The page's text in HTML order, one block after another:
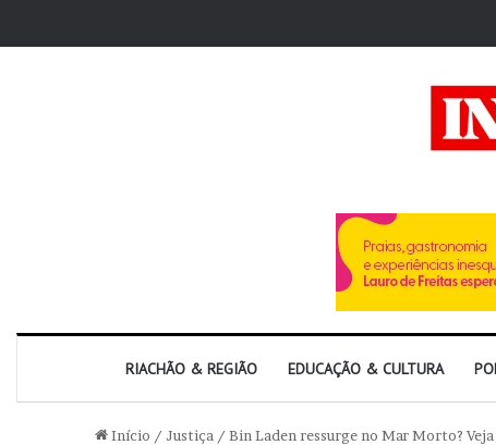
RIACHÃO & REGIÃO EDUCAÇÃO & CULTURA
Início / Justiça / Bin Laden ressurge no Mar Morto?